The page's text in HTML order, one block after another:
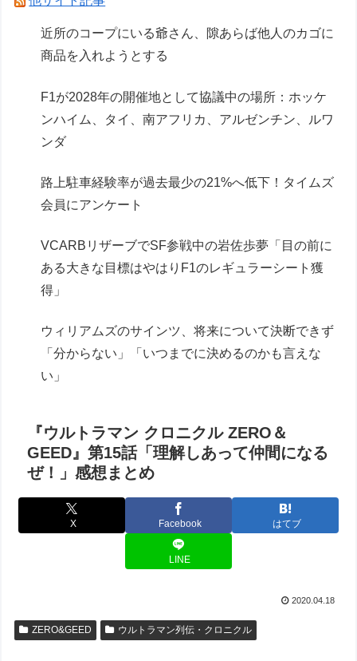
近所のコープにいる爺さん、隙あらば他人のカゴに
商品を入れようとする
F1が2028年の開催地として協議中の場所：ホッケ
ンハイム、タイ、南アフリカ、アルゼンチン、ルワ
ンダ
路上駐車経験率が過去最少の21%へ低下！タイムズ
会員にアンケート
VCARBリザーブでSF参戦中の岩佐歩夢「目の前に
ある大きな目標はやはりF1のレギュラーシート獲
得」
ウィリアムズのサインツ、将来について決断できず
「分からない」「いつまでに決めるのかも言えな
い」
『ウルトラマン クロニクル ZERO＆
GEED』第15話「理解しあって仲間になる
ぜ！」感想まとめ
X Facebook はてブ
LINE
2020.04.18
ZERO&GEED ウルトラマン列伝・クロニクル